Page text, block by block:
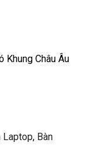
Khung Châu Âu
Laptop, Bàn